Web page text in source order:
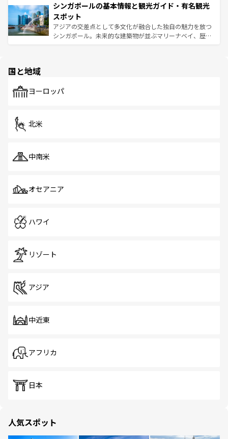
参照してほしい。
激する。気候は一年中温暖で、どの季節にも異なる楽しみ
が待っている。親しみやすいタイの人々、仏教を中心とし
た文化、そして多様な観光資源が、訪れる旅人を魅了し続
ける。 なお、新着のタイ情報はコンテンツ一覧を参照して
み、どこを訪れても感動するはず。観光スポットが密集し
ており、効率よく見どころを回れるのも魅力。息をのむよ
うな絶景から文化的な体験まで、香港を存分に楽しみ尽く
そう。 なお、新着の香港情報はコンテンツ一覧を参照して
シンガポールの基本情報と観光ガイド・有名観光
スポット
アジアの交差点として多文化が融合した独自の魅力を放つ
シンガポール。未来的な建築物が並ぶマリーナベイ、歴史
で、ホーカーズは地元の風情を楽しめる外せないスポット
国と地域
ヨーロッパ
北米
中南米
オセアニア
ハワイ
リゾート
アジア
中近東
アフリカ
日本
人気スポット